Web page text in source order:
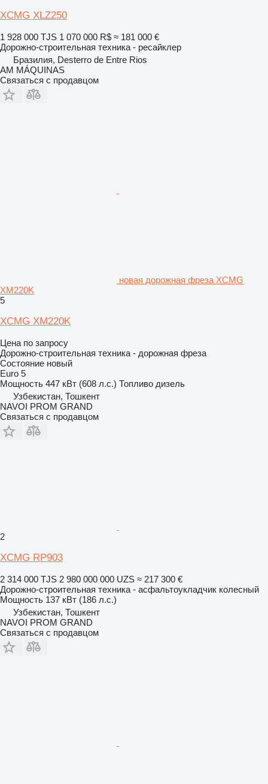
XCMG XLZ250
1 928 000 TJS 1 070 000 R$ ≈ 181 000 €
Дорожно-строительная техника - ресайклер
Бразилия, Desterro de Entre Rios
AM MÁQUINAS
Связаться с продавцом
новая дорожная фреза XCMG
XM220K
5
XCMG XM220K
Цена по запросу
Дорожно-строительная техника - дорожная фреза
Состояние новый
Euro 5
Мощность 447 кВт (608 л.с.) Топливо дизель
Узбекистан, Тошкент
NAVOI PROM GRAND
Связаться с продавцом
2
XCMG RP903
2 314 000 TJS 2 980 000 000 UZS ≈ 217 300 €
Дорожно-строительная техника - асфальтоукладчик колесный
Мощность 137 кВт (186 л.с.)
Узбекистан, Тошкент
NAVOI PROM GRAND
Связаться с продавцом